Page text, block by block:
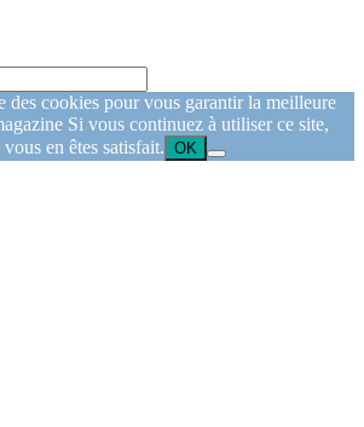
cookies pour vous garantir la meilleure
Si vous continuez à utiliser ce site,
en êtes satisfait. OK